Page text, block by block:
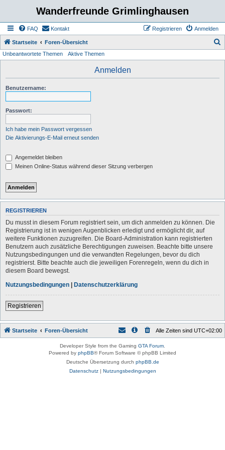
Wanderfreunde Grimlinghausen
FAQ Kontakt Anmelden
Registrieren
Startseite Foren-Übersicht
Unbeantwortete Themen Aktive Themen
Anmelden
Benutzername:
Passwort:
Ich habe mein Passwort vergessen
Die Aktivierungs-E-Mail erneut senden
Angemeldet bleiben
Meinen Online-Status während dieser Sitzung verbergen
REGISTRIEREN
Du musst in diesem Forum registriert sein, um dich anmelden zu können. Die
Registrierung ist in wenigen Augenblicken erledigt und ermöglicht dir, auf
weitere Funktionen zuzugreifen. Die Board-Administration kann registrierten
Benutzern auch zusätzliche Berechtigungen zuweisen. Beachte bitte unsere
Nutzungsbedingungen und die verwandten Regelungen, bevor du dich
registrierst. Bitte beachte auch die jeweiligen Forenregeln, wenn du dich in
diesem Board bewegst.
Nutzungsbedingungen | Datenschutzerklärung
Registrieren
Startseite Foren-Übersicht Alle Zeiten sind UTC+02:00
Developer Style from the Gaming GTA Forum
Powered by phpBB® Forum Software © phpBB Limited
Deutsche Übersetzung durch phpBB.de
Datenschutz| Nutzungsbedingungen